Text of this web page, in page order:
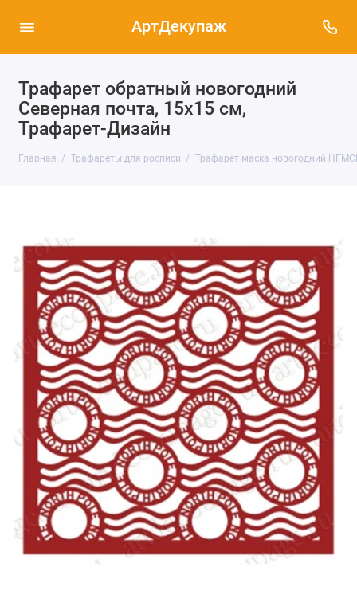
АртДекупаж
Трафарет обратный новогодний
Северная почта, 15х15 см,
Трафарет-Дизайн
Главная Трафареты для росписи Трафарет маска новогодний